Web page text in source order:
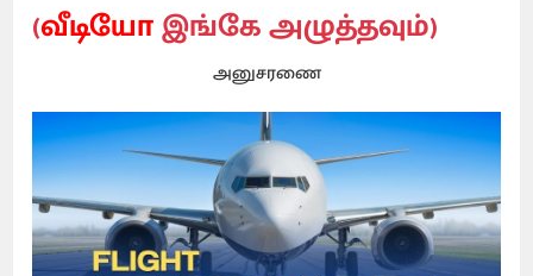
(வீடியோஇங்கே அழுத்தவும்)
அனுசரணை